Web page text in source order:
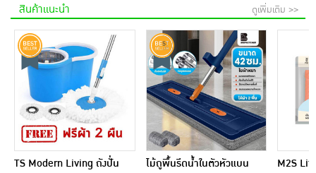
สินค้าแนะนำ ดูเพิ่มเติม >>
TS Modern Living ถังปั่น
ไม้ถูพื้นรีดน้ำในตัวหัวแบน
M2S